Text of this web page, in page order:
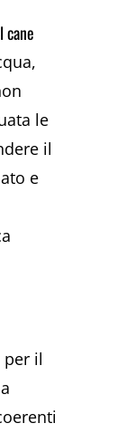
le
il
e
per il